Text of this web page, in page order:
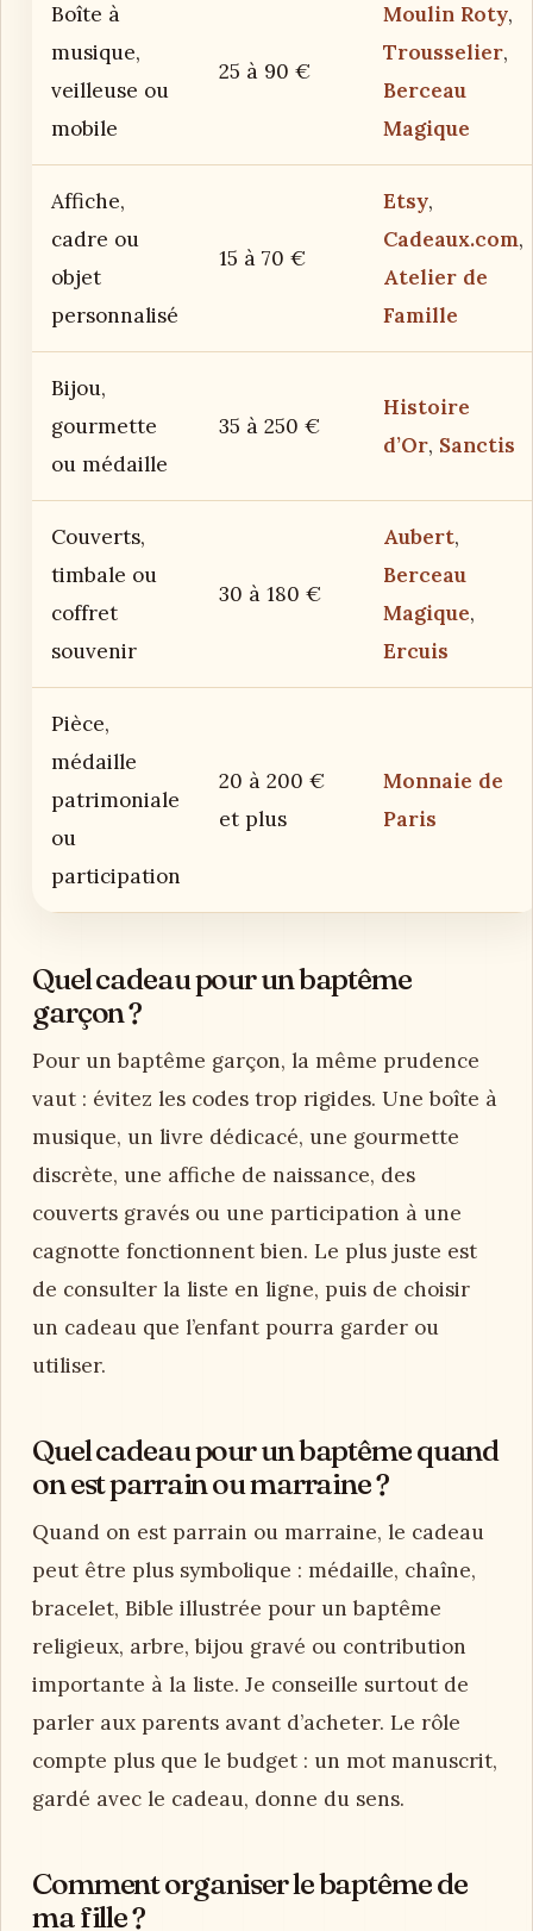
Boîte à
musique,
veilleuse ou
mobile
25 à 90 €
Moulin Roty,
Trousselier,
Berceau
Magique
Affiche,
cadre ou
objet
personnalisé
15 à 70 €
Etsy,
Cadeaux.com,
Atelier de
Famille
Bijou,
gourmette
ou médaille
35 à 250 €
Histoire
d’Or, Sanctis
Couverts,
timbale ou
coffret
souvenir
30 à 180 €
Aubert,
Berceau
Magique,
Ercuis
Pièce,
médaille
patrimoniale
ou
participation
20 à 200 €
et plus
Monnaie de
Paris
Quel cadeau pour un baptême
garçon ?
Pour un baptême garçon, la même prudence
vaut : évitez les codes trop rigides. Une boîte à
musique, un livre dédicacé, une gourmette
discrète, une affiche de naissance, des
couverts gravés ou une participation à une
cagnotte fonctionnent bien. Le plus juste est
de consulter la liste en ligne, puis de choisir
un cadeau que l’enfant pourra garder ou
utiliser.
Quel cadeau pour un baptême quand
on est parrain ou marraine ?
Quand on est parrain ou marraine, le cadeau
peut être plus symbolique : médaille, chaîne,
bracelet, Bible illustrée pour un baptême
religieux, arbre, bijou gravé ou contribution
importante à la liste. Je conseille surtout de
parler aux parents avant d’acheter. Le rôle
compte plus que le budget : un mot manuscrit,
gardé avec le cadeau, donne du sens.
Comment organiser le baptême de
ma fille ?